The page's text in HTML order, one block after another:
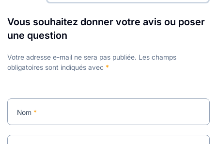
Vous souhaitez donner votre avis ou poser
une question
Votre adresse e-mail ne sera pas publiée. Les champs
obligatoires sont indiqués avec *
Nom *